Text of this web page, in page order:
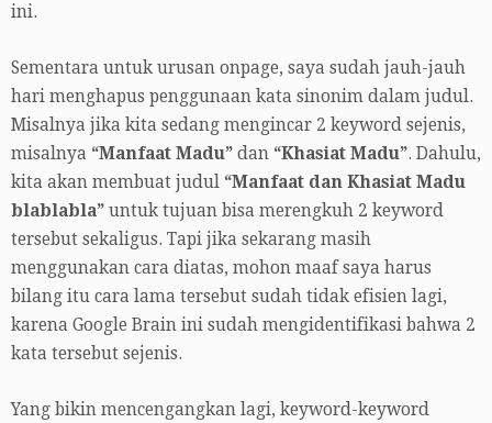
ini.
Sementara untuk urusan onpage, saya sudah jauh-jauh
hari menghapus penggunaan kata sinonim dalam judul.
Misalnya jika kita sedang mengincar 2 keyword sejenis,
misalnya “Manfaat Madu” dan “Khasiat Madu”. Dahulu,
kita akan membuat judul “Manfaat dan Khasiat Madu
blablabla” untuk tujuan bisa merengkuh 2 keyword
tersebut sekaligus. Tapi jika sekarang masih
menggunakan cara diatas, mohon maaf saya harus
bilang itu cara lama tersebut sudah tidak efisien lagi,
karena Google Brain ini sudah mengidentifikasi bahwa 2
kata tersebut sejenis.
Yang bikin mencengangkan lagi, keyword-keyword